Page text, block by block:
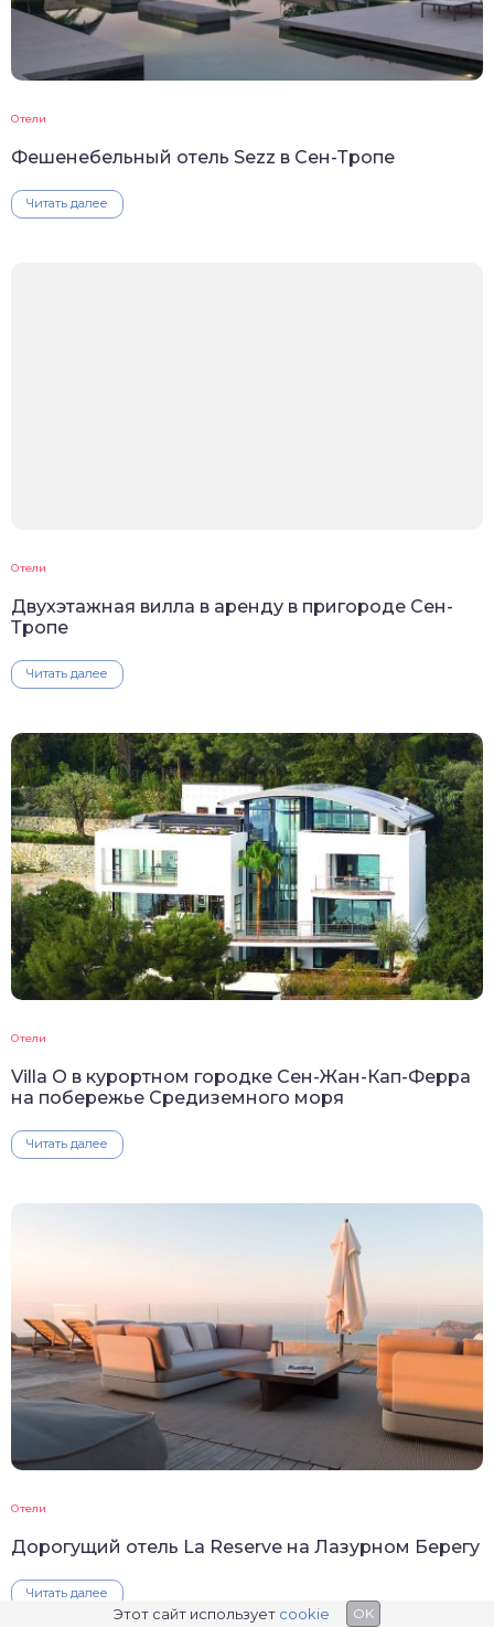
Отели
Фешенебельный отель Sezz в Сен-Тропе
Читать далее
Отели
Двухэтажная вилла в аренду в пригороде Сен-
Тропе
Читать далее
Отели
Villa O в курортном городке Сен-Жан-Кап-Ферра
на побережье Средиземного моря
Читать далее
Отели
Дорогущий отель La Reserve на Лазурном Берегу
Читать далее
Этот сайт использует cookie OK